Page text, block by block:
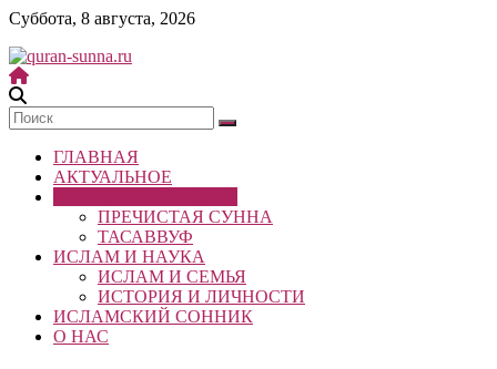
Skip
content
Суббота, 8 августа, 2026
quran-
sunna.ru
«Центр
исследований
Корана
Республики
Татарстан
ГЛАВНАЯ
АКТУАЛЬНОЕ
ПРЕЧИСТАЯ СУННА
ТАСАВВУФ
ИСЛАМ И НАУКА
ИСЛАМ И СЕМЬЯ
ИСТОРИЯ И ЛИЧНОСТИ
ИСЛАМСКИЙ СОННИК
О НАС